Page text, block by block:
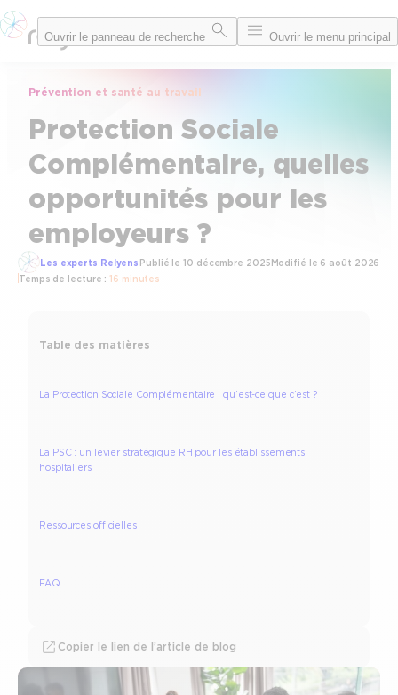
Aller
au
Ouvrir le panneau de recherche Ouvrir le menu principal
Prévention et santé au travail
Protection Sociale
Complémentaire, quelles
opportunités pour les
employeurs ?
Les experts Relyens Publié le10 décembre 2025Modifié le 6 août 2026
Temps de lecture :16 minutes
Table des matières
La Protection Sociale Complémentaire : qu’est-ce que c’est ?
La PSC : un levier stratégique RH pour les établissements
hospitaliers
Ressources officielles
FAQ
Copier le lien de l’article de blog